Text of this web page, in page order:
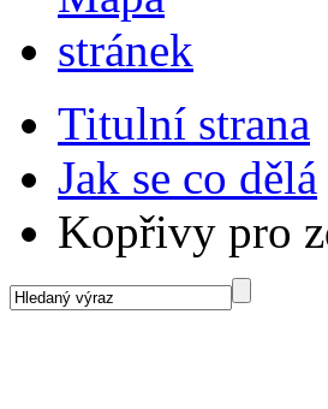
Titulní strana
Jak se co dělá
Kopřivy pro